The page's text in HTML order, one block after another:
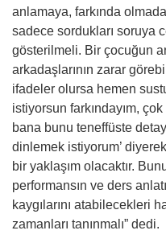
anlamaya, farkında
sadece sordukları soruya
gösterilmeli. Bir çocuğun
arkadaşlarının zarar
ifadeler olursa hemen
istiyorsun farkındayım,
bana bunu teneffüste
dinlemek istiyorum’
bir yaklaşım olacaktır.
performansın ve ders
kaygılarını atabilecekleri
zamanları tanınmalı” dedi.